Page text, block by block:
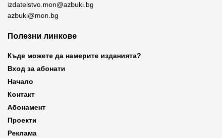
izdatelstvo.mon@azbuki.bg
azbuki@mon.bg
Полезни линкове
Къде можете да намерите изданията?
Вход за абонати
Начало
Контакт
Абонамент
Проекти
Реклама